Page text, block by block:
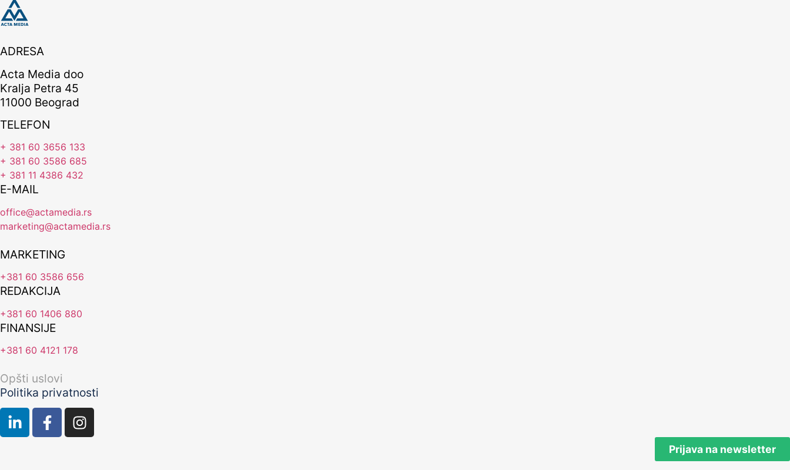
ADRESA
Acta Media doo
Kralja Petra 45
11000 Beograd
TELEFON
+ 381 60 3656 133
+ 381 60 3586 685
+ 381 11 4386 432
E-MAIL
office@actamedia.rs
marketing@actamedia.rs
MARKETING
+381 60 3586 656
REDAKCIJA
+381 60 1406 880
FINANSIJE
+381 60 4121 178
Opšti uslovi
Politika privatnosti
Prijava na newsletter